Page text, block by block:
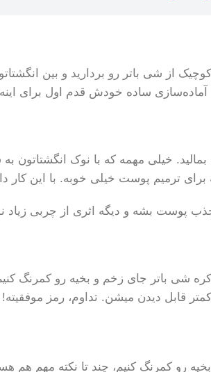
از شی باتر رو بردارید و بین
ساده خودش قدم اول برای
خیلی مهمه که با نوک انگشتاتون
ترمیم پوست خیلی خوبه. با این کار
جذب پوست بشه و دیگه اثری از چربی زیاد
شی باتر جای زخم و بخیه رو کمرنگ
قابل دیدن میشن. تداوم، رمز
رو کمرنگ کنیم، چند تا نکته مهم هم